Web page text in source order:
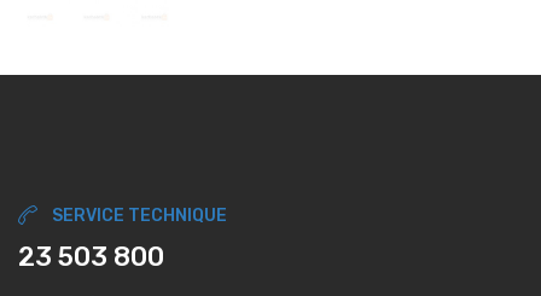
SERVICE TECHNIQUE
23 503 800